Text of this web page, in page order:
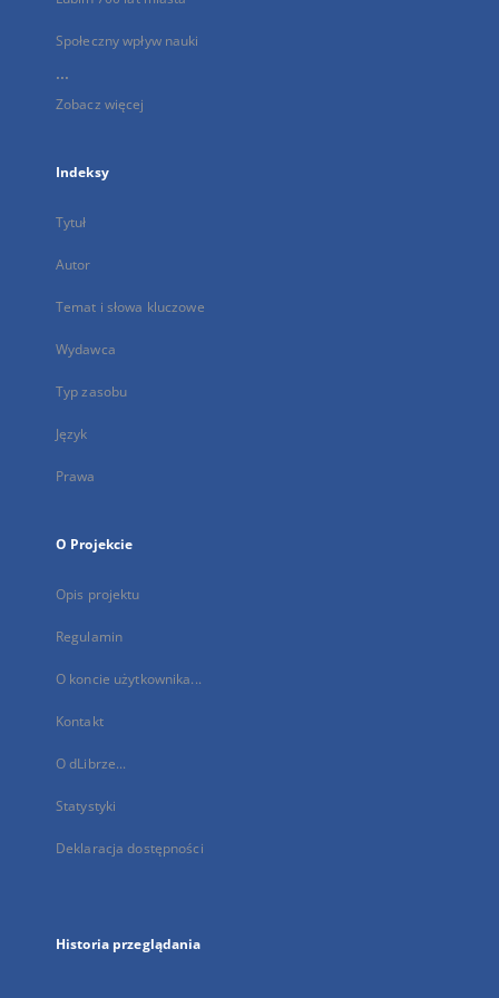
Społeczny wpływ nauki
...
Zobacz więcej
Indeksy
Tytuł
Autor
Temat i słowa kluczowe
Wydawca
Typ zasobu
Język
Prawa
O Projekcie
Opis projektu
Regulamin
O koncie użytkownika...
Kontakt
O dLibrze...
Statystyki
Deklaracja dostępności
Historia przeglądania